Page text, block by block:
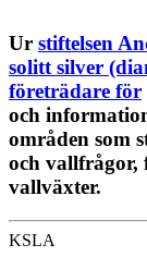
Ur stiftelsen
solitt silver
företrädare för
och
områden som
och
vallväxter.
KSLA